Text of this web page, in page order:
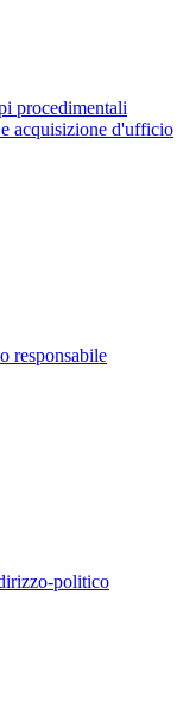
procedimentali
acquisizione d'ufficio
responsabile
politico